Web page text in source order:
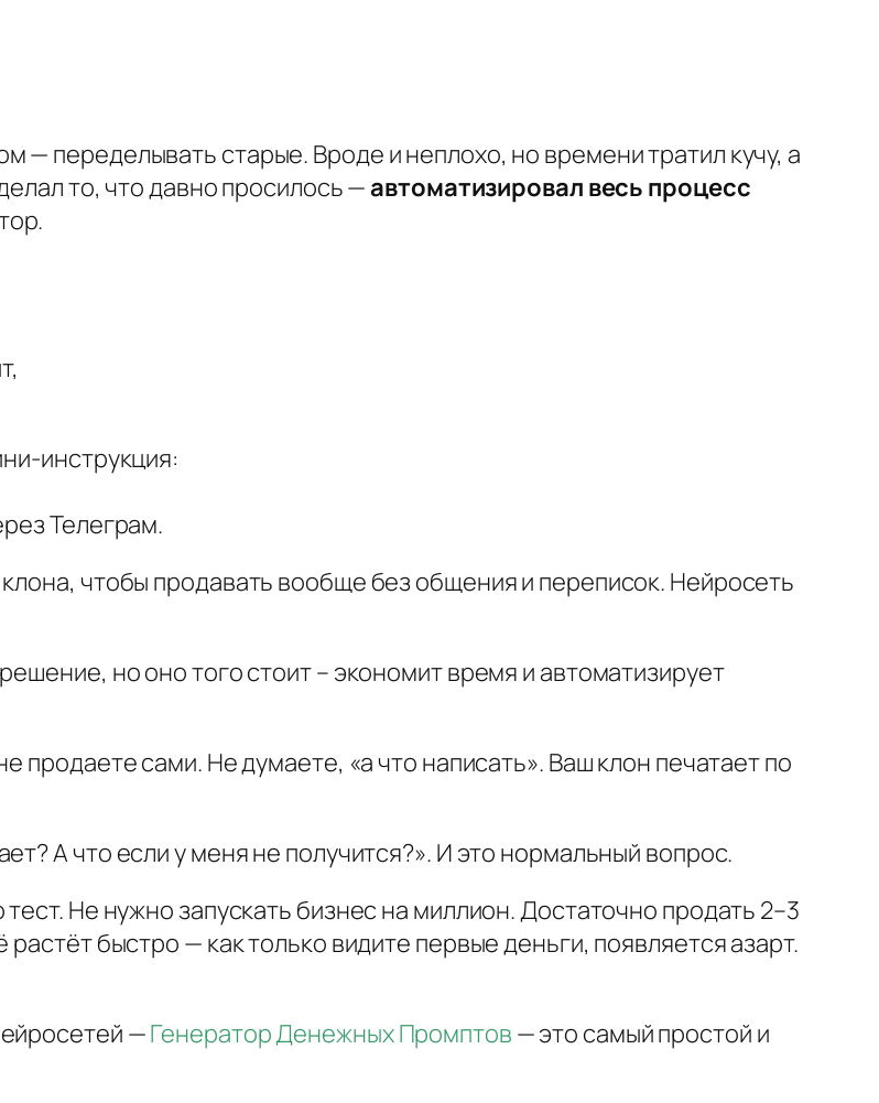
н
е
е
е
ж
н
х
о
т
о
в
ы
— переделывать старые. Вроде и неплохо, но времени тратил кучу, а
то, что давно просилось —автоматизировал весь процесс
инструкция:
Телеграм.
чтобы продавать вообще без общения и переписок. Нейросеть
но оно того стоит – экономит время и автоматизирует
продаете сами. Не думаете, «а что написать». Ваш клон печатает по
А что если у меня не получится?». И это нормальный вопрос.
Не нужно запускать бизнес на миллион. Достаточно продать 2–3
быстро — как только видите первые деньги, появляется азарт.
—Генератор Денежных Промптов — это самый простой и